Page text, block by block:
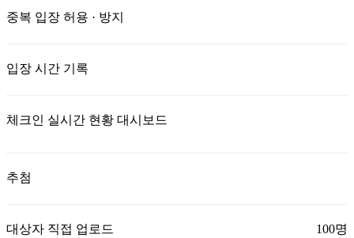
중복 입장 허용 · 방지
입장 시간 기록
체크인 실시간 현황 대시보드
추첨
대상자 직접 업로드 100명